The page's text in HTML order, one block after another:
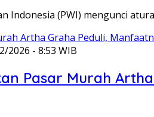
Indonesia (PWI) mengunci
2026 - 8:53 WIB
Pasar Murah